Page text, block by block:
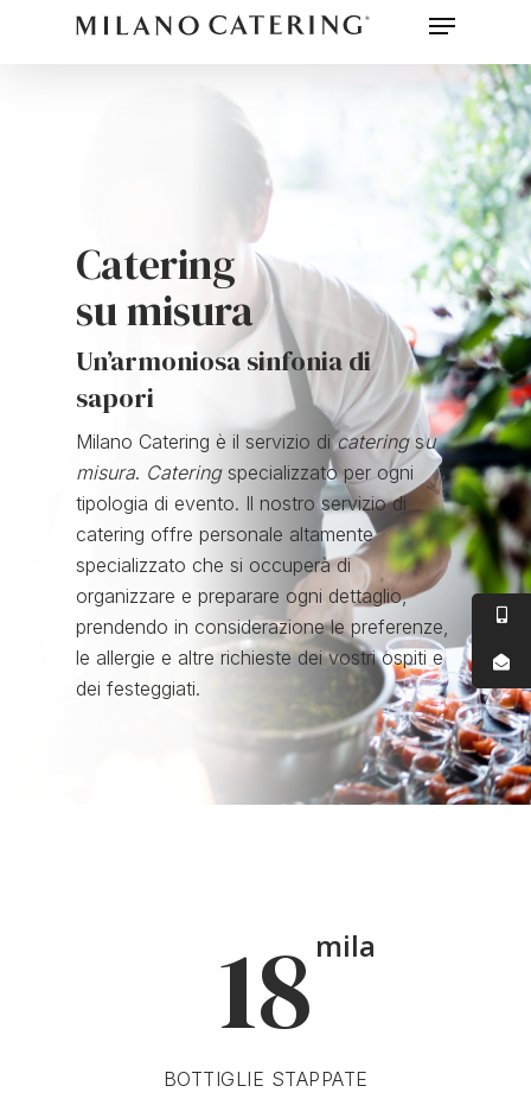
Catering
su misura
Un’armoniosa sinfonia di
sapori
Milano Catering è il servizio dicateringsu
misura. Cateringspecializzato per ogni
tipologia di evento. Il nostro servizio di
catering offre personale altamente
specializzato che si occuperà di
organizzare e preparare ogni dettaglio,
prendendo in considerazione le preferenze,
le allergie e altre richieste dei vostri ospiti e
dei festeggiati.
18 mila
BOTTIGLIE STAPPATE